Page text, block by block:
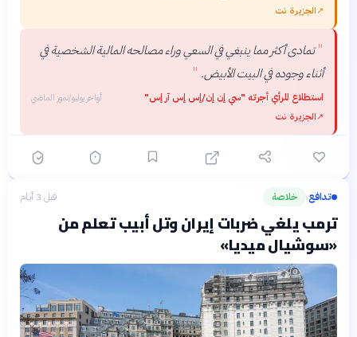
↗الجزيرة نت
" تمادى أكثر مما ينبغي في السعي وراء مصالحه المالية الشخصية في
أثناء وجوده في البيت الأبيض. "
استطلاع للرأي أجرته "سي إن إن/إس إس آر إس" أواخر يوليو/تموز الماضي
↗الجزيرة نت
تدافع› خلاصة قبل 3 أيام
ترمب يلغي ضربات إيران وتل أبيب تعلم من
«سوشيال ميديا»